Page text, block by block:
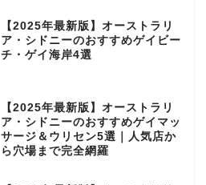
【2025年最新版】オーストラリ
ア・シドニーのおすすめゲイビー
チ・ゲイ海岸4選
【2025年最新版】オーストラリ
ア・シドニーのおすすめゲイマッ
サージ＆ウリセン5選｜人気店か
ら穴場まで完全網羅